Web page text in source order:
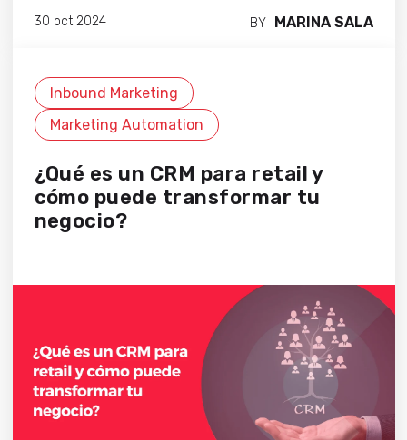
30 oct 2024 BY MARINA SALA
Inbound Marketing
Marketing Automation
¿Qué es un CRM para retail y
cómo puede transformar tu
negocio?